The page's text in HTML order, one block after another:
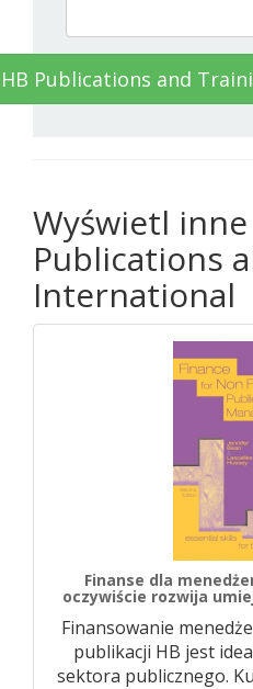
Publications and
Wyświetl
Publications
International
Finanse dla
oczywiście rozwija
Finansowanie
publikacji HB jest
sektora publicznego.